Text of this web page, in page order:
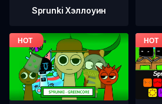
Sprunki Хэллоуин